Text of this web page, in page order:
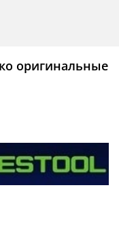
оригинальные